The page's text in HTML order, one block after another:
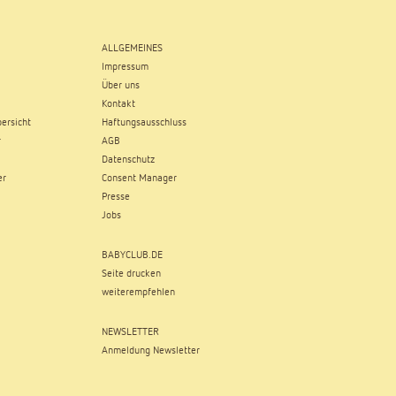
ALLGEMEINES
Impressum
Über uns
Kontakt
Haftungsausschluss
AGB
Datenschutz
Consent Manager
Presse
Jobs
BABYCLUB.DE
Seite drucken
weiterempfehlen
NEWSLETTER
Anmeldung Newsletter